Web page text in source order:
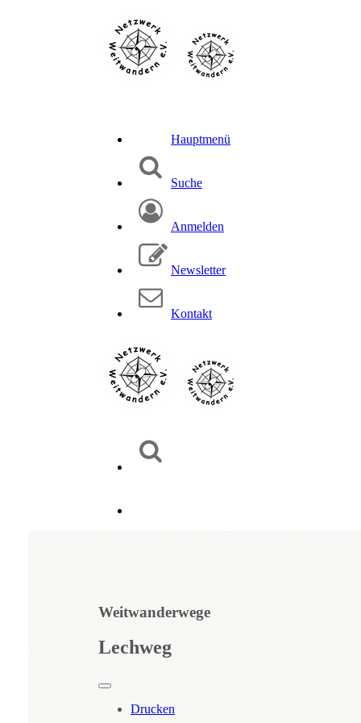
Hauptmenü
Suche
Anmelden
Newsletter
Kontakt
Weitwanderwege
Lechweg
Drucken